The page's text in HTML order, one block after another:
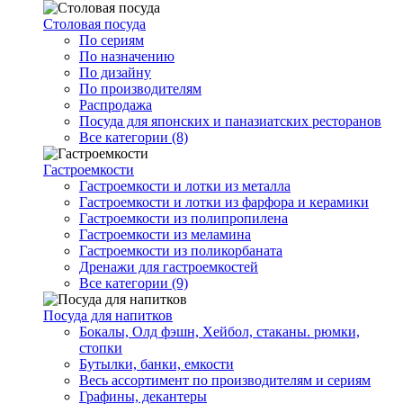
Столовая посуда
По сериям
По назначению
По дизайну
По производителям
Распродажа
Посуда для японских и паназиатских ресторанов
Все категории (8)
Гастроемкости
Гастроемкости и лотки из металла
Гастроемкости и лотки из фарфора и керамики
Гастроемкости из полипропилена
Гастроемкости из меламина
Гастроемкости из поликорбаната
Дренажи для гастроемкостей
Все категории (9)
Посуда для напитков
Бокалы, Олд фэшн, Хейбол, стаканы. рюмки,
стопки
Бутылки, банки, емкости
Весь ассортимент по производителям и сериям
Графины, декантеры